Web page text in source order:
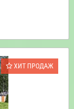
ХИТ ПРОДАЖ